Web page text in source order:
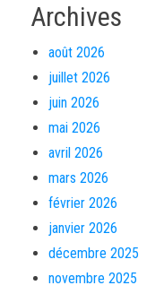
Archives
août 2026
juillet 2026
juin 2026
mai 2026
avril 2026
mars 2026
février 2026
janvier 2026
décembre 2025
novembre 2025